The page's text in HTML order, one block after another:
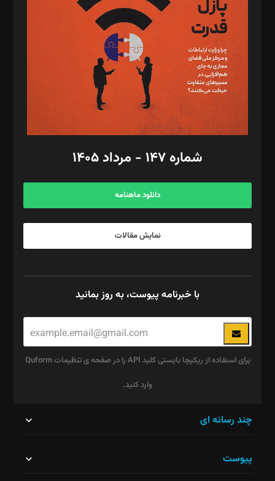
مصطفی مسجدی آرانی، ابوالفضل رجبی، زهرا فکرانه، فائزه فتحی
رستمی،مصطفی باستان
ویرایش: نگار استاد‌‌آقا
طراح یونیفرم: مجید توکلی
فیلمبرداری و عکاسی: امیر شفیعی، مانی لطفی زاده
گرافیک و صفحه‌آرایی: سید‌سبحان‌علی ثابت
مد‌یر توسعه تجاری: کامبیز برید‌
امور مالی: شاپور رهبری، محمد‌ کاظمی‌نیا
آگهی و مشترکین: ۰۹۱۹۹۹۹۰۴۵۴
شماره ۱۴۷ - مرداد ۱۴۰۵
دانلود ماهنامه
نمایش مقالات
با خبرنامه پیوست، به روز بمانید
برای استفاده از ریکپچا بایستی کلید API را در صفحه ی تنظیمات Quform
وارد کنید.
نباید
چند رسانه ای
پیوست